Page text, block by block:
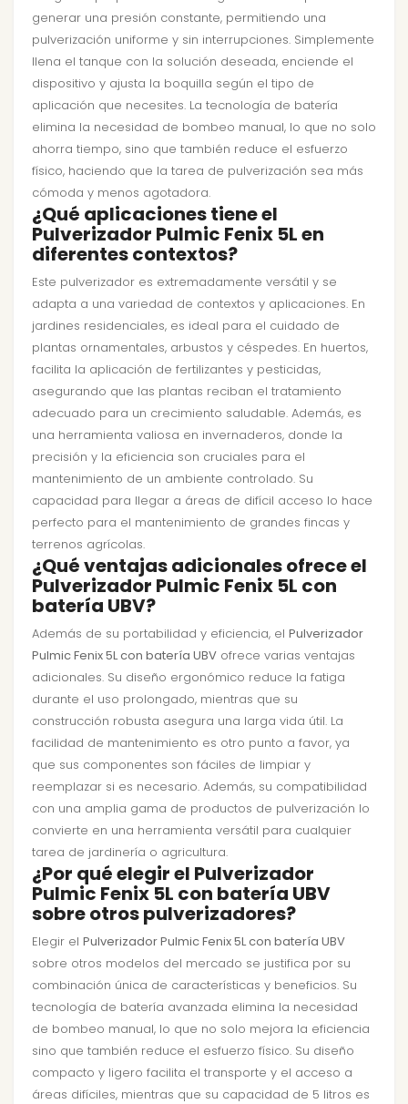
generar una presión constante, permitiendo una
pulverización uniforme y sin interrupciones. Simplemente
llena el tanque con la solución deseada, enciende el
dispositivo y ajusta la boquilla según el tipo de
aplicación que necesites. La tecnología de batería
elimina la necesidad de bombeo manual, lo que no solo
ahorra tiempo, sino que también reduce el esfuerzo
físico, haciendo que la tarea de pulverización sea más
cómoda y menos agotadora.
¿Qué aplicaciones tiene el
Pulverizador Pulmic Fenix 5L en
diferentes contextos?
Este pulverizador es extremadamente versátil y se
adapta a una variedad de contextos y aplicaciones. En
jardines residenciales, es ideal para el cuidado de
plantas ornamentales, arbustos y céspedes. En huertos,
facilita la aplicación de fertilizantes y pesticidas,
asegurando que las plantas reciban el tratamiento
adecuado para un crecimiento saludable. Además, es
una herramienta valiosa en invernaderos, donde la
precisión y la eficiencia son cruciales para el
mantenimiento de un ambiente controlado. Su
capacidad para llegar a áreas de difícil acceso lo hace
perfecto para el mantenimiento de grandes fincas y
terrenos agrícolas.
¿Qué ventajas adicionales ofrece el
Pulverizador Pulmic Fenix 5L con
batería UBV?
Además de su portabilidad y eficiencia, el Pulverizador
Pulmic Fenix 5L con batería UBV ofrece varias ventajas
adicionales. Su diseño ergonómico reduce la fatiga
durante el uso prolongado, mientras que su
construcción robusta asegura una larga vida útil. La
facilidad de mantenimiento es otro punto a favor, ya
que sus componentes son fáciles de limpiar y
reemplazar si es necesario. Además, su compatibilidad
con una amplia gama de productos de pulverización lo
convierte en una herramienta versátil para cualquier
tarea de jardinería o agricultura.
¿Por qué elegir el Pulverizador
Pulmic Fenix 5L con batería UBV
sobre otros pulverizadores?
Elegir el Pulverizador Pulmic Fenix 5L con batería UBV
sobre otros modelos del mercado se justifica por su
combinación única de características y beneficios. Su
tecnología de batería avanzada elimina la necesidad
de bombeo manual, lo que no solo mejora la eficiencia
sino que también reduce el esfuerzo físico. Su diseño
compacto y ligero facilita el transporte y el acceso a
áreas difíciles, mientras que su capacidad de 5 litros es